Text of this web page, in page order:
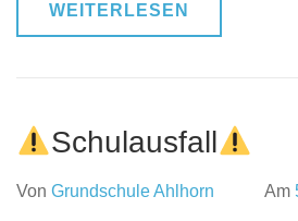
WEITERLESEN
Schulausfall
Von Grundschule Ahlhorn Am